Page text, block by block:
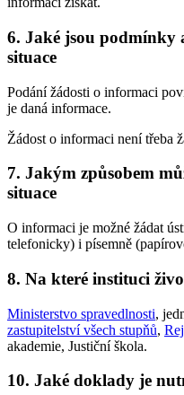
6. Jaké jsou podmínky
situace
Podání žádosti o informaci
je daná informace.
Žádost o informaci není třeba
7. Jakým způsobem
situace
O informaci je možné žádat
telefonicky) i písemně
8. Na které instituci
Ministerstvo spravedlnosti,
zastupitelství všech stupňů,
akademie, Justiční škola.
10. Jaké doklady je